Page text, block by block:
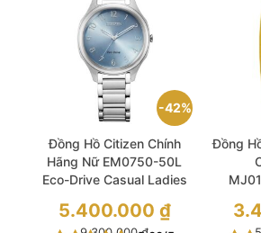
42%
Đồng Hồ Citizen Chính
Hãng Nữ EM0750-50L
Eco-Drive Casual Ladies
Giá
gốc
là:
5.400.000 ₫
Giá
Đồng